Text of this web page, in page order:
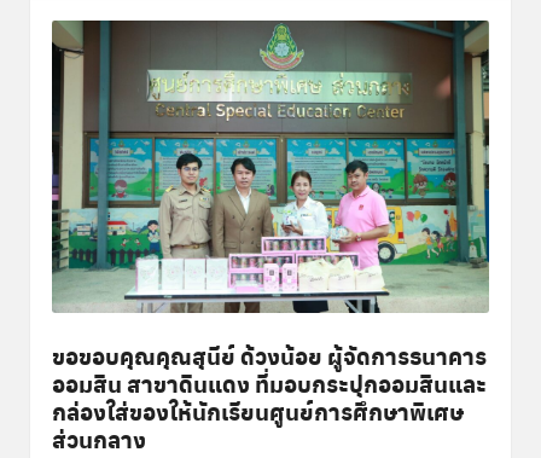
ขอขอบคุณคุณสุนีย์ ด้วงน้อย ผู้จัดการธนาคาร
ออมสิน สาขาดินแดง ที่มอบกระปุกออมสินและ
กล่องใส่ของให้นักเรียนศูนย์การศึกษาพิเศษ
ส่วนกลาง